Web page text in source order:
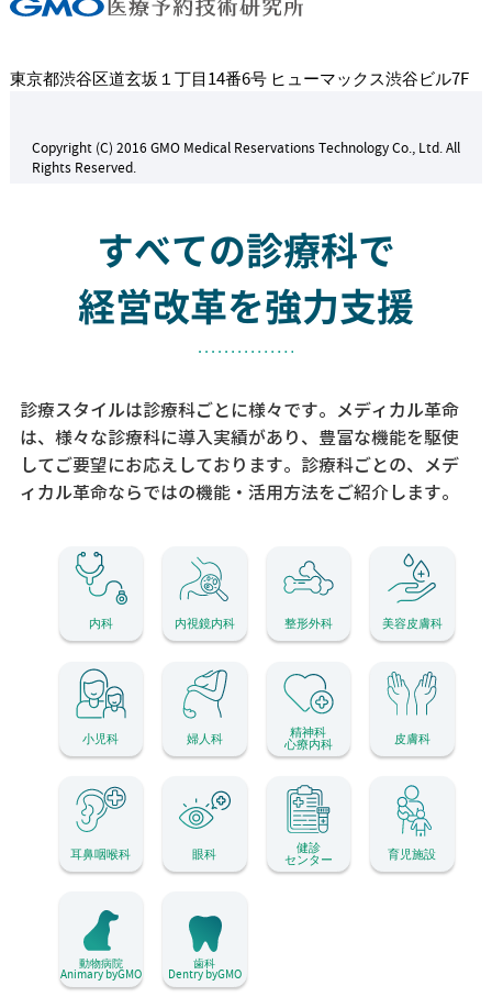
東京都渋谷区道玄坂１丁目14番6号 ヒューマックス渋谷ビル7F
Copyright (C) 2016 GMO Medical Reservations Technology Co., Ltd. All
Rights Reserved.
すべての診療科で
経営改革を強力支援
診療スタイルは診療科ごとに様々です。メディカル革命
は、様々な診療科に導入実績があり、 豊富な機能を駆使
してご要望にお応えしております。 診療科ごとの、メデ
ィカル革命ならではの機能・活用方法をご紹介します。
内科 内視鏡内科 整形外科 美容皮膚科
小児科 婦人科 精神科
心療内科 皮膚科
耳鼻咽喉科 眼科 健診
センター 育児施設
動物病院
Animary byGMO
歯科
Dentry byGMO